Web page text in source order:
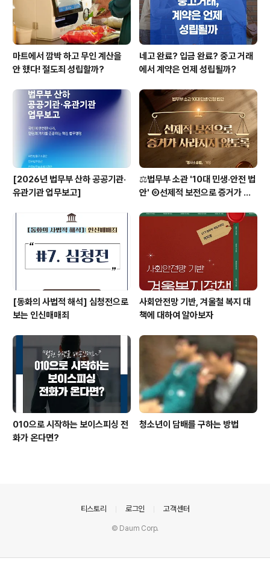
마트에서 깜박 하고 무인 계산을
안 했다! 절도죄 성립할까?
네고 완료? 입금 완료? 중고 거래
에서 계약은 언제 성립될까?
[2026년 법무부 산하 공공기관·
유관기관 업무보고]
⚖️법무부 소관 '10대 민생·안전 법
안' ⑥선제적 보전으로 증거가 사
[동화의 사법적 해석] 심청전으로
보는 인신매매죄
사회안전망 기반, 겨울철 복지 대
책에 대하여 알아보자
010으로 시작하는 보이스피싱 전
화가 온다면?
청소년이 담배를 구하는 방법
티스토리 로그인 고객센터
© Daum Corp.